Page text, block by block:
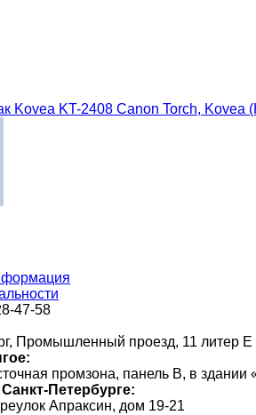
Kovea KT-2408 Canon Torch,
47-58
Промышленный проезд, 11 литер Е
промзона, панель В, в
Петербурге:
Апраксин, дом 19-21